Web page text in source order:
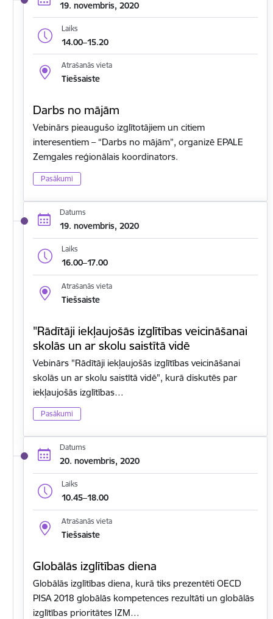
19. novembris, 2020
Laiks
14.00–15.20
Atrašanās vieta
Tiešsaiste
Darbs no mājām
Vebinārs pieaugušo izglītotājiem un citiem
interesentiem – “Darbs no mājām”, organizē EPALE
Zemgales reģionālais koordinators.
Pasākumi
Datums
19. novembris, 2020
Laiks
16.00–17.00
Atrašanās vieta
Tiešsaiste
"Rādītāji iekļaujošās izglītības veicināšanai
skolās un ar skolu saistītā vidē
Vebinārs "Rādītāji iekļaujošās izglītības veicināšanai
skolās un ar skolu saistītā vidē", kurā diskutēs par
iekļaujošās izglītības…
Pasākumi
Datums
20. novembris, 2020
Laiks
10.45–18.00
Atrašanās vieta
Tiešsaiste
Globālās izglītības diena
Globālās izglītības diena, kurā tiks prezentēti OECD
PISA 2018 globālās kompetences rezultāti un globālās
izglītības prioritātes IZM…